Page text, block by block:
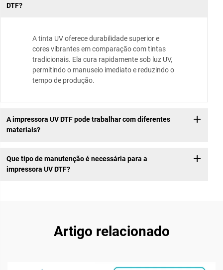
DTF?
A tinta UV oferece durabilidade superior e
cores vibrantes em comparação com tintas
tradicionais. Ela cura rapidamente sob luz UV,
permitindo o manuseio imediato e reduzindo o
tempo de produção.
A impressora UV DTF pode trabalhar com diferentes
materiais?
Que tipo de manutenção é necessária para a
impressora UV DTF?
Artigo relacionado